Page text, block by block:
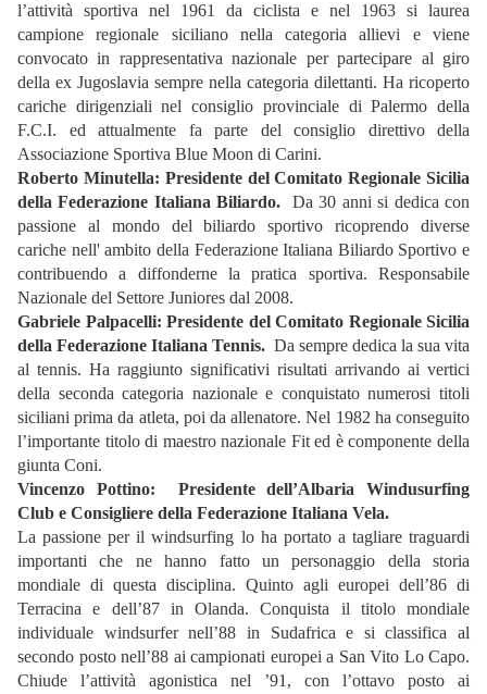
l’attività sportiva nel 1961 da ciclista e nel 1963 si laurea
campione regionale siciliano nella categoria allievi e viene
convocato in rappresentativa nazionale per partecipare al giro
della ex Jugoslavia sempre nella categoria dilettanti. Ha ricoperto
cariche dirigenziali nel consiglio provinciale di Palermo della
F.C.I. ed attualmente fa parte del consiglio direttivo della
Associazione Sportiva Blue Moon di Carini.
Roberto Minutella: Presidente del Comitato Regionale Sicilia
della Federazione Italiana Biliardo.
Da 30 anni si dedica con
passione al mondo del biliardo sportivo ricoprendo diverse
cariche nell' ambito della Federazione Italiana Biliardo Sportivo e
contribuendo a diffonderne la pratica sportiva. Responsabile
Nazionale del Settore Juniores dal 2008.
Gabriele Palpacelli: Presidente del Comitato Regionale Sicilia
della Federazione Italiana Tennis. Da sempre dedica la sua vita
al tennis. Ha raggiunto significativi risultati arrivando ai vertici
della seconda categoria nazionale e conquistato numerosi titoli
siciliani prima da atleta, poi da allenatore. Nel 1982 ha conseguito
l’importante titolo di maestro nazionale Fit ed è componente della
giunta Coni.
Vincenzo Pottino: Presidente dell’Albaria Windusurfing
Club e Consigliere della Federazione Italiana Vela.
La passione per il windsurfing lo ha portato a tagliare traguardi
importanti che ne hanno fatto un personaggio della storia
mondiale di questa disciplina. Quinto agli europei dell’86 di
Terracina e dell’87 in Olanda. Conquista il titolo mondiale
individuale windsurfer nell’88 in Sudafrica e si classifica al
secondo posto nell’88 ai campionati europei a San Vito Lo Capo.
Chiude l’attività agonistica nel ’91, con l’ottavo posto ai